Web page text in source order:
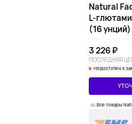
Natural
L-
(16 унций)
3 226 ₽
ПОСЛЕДНЯЯ
Недоступен к
Все товары